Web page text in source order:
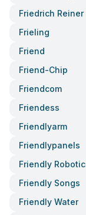
Friedrich
Frieling
Friend
Friend-Chip
Friendcom
Friendess
Friendlyarm
Friendlypanels
Friendly
Friendly Songs
Friendly Water